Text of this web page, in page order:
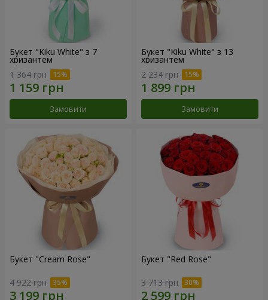
Букет "Kiku White" з 7
хризантем
1 364 грн
Замовити
Букет "Kiku White" з 13
хризантем
2 234 грн
Замовити
Букет "Cream Rose"
4 922 грн
Букет "Red Rose"
3 713 грн